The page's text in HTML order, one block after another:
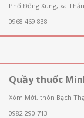
Phố Đống Xung, xã
0968 469 838
Quầy thuốc
Xóm Mới, thôn Bạch
0982 290 713